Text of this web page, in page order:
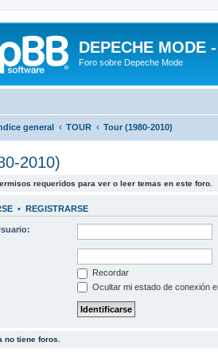
DEPECHE MODE
Foro sobre Depeche Mode
general TOUR Tour (1980-2010)
2010)
requeridos para ver o leer temas en este foro.
• REGISTRARSE
Recordar
Ocultar mi estado de conexión
no tiene foros.